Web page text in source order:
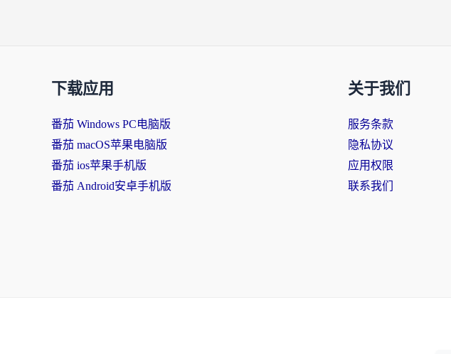
下载应用
番茄 Windows PC电脑版
番茄 macOS苹果电脑版
番茄 ios苹果手机版
番茄 Android安卓手机版
关于我们
服务条款
隐私协议
应用权限
联系我们